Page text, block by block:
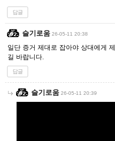
답글
슬기로움 26-05-11 20:38
일단 증거 제대로 잡아야 상대에게
길 바랍니다.
답글
슬기로움 26-05-11 20:39